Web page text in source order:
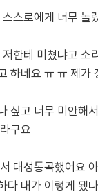
스로에게 너무 놀
한테 미쳤냐고 소
하네요 ㅠ ㅠ 제가
싶고 너무 미안해
구요
대성통곡했어요
다 내가 이렇게 됐